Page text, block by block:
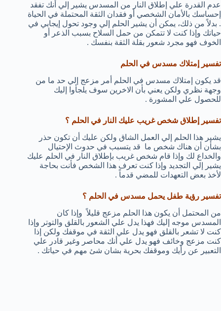
عدم القدرة علي إطلاق النار من المسدس يشير إلي أنك تفقد
إحساسك بالأمان الشخصي أو فقدان الثقة المحتملة في الحياة
. بدلاً من ذلك، يمكن أن يشير الحلم إلي وجود تحول إيجابي في
حياتك وإذا كنت لا تتمكن من حمل السلاح بسبب الذعر أو
الخوف فهو مجرد شعور بقلة الثقة بنفسك .
تفسير إمتلاك مسدس في الحلم
قد يكون إمتلاك مسدس في الحلم أمر مزعج إلي حد ما من
وجهة نظري ولكن يعني بأن الاخرين سوف يلجأوا إليك
للحصول علي المشورة .
تفسير إطلاق شخص غريب عليك النار في الحلم ؟
يشير هذا الحلم إلي العمل الشاق ولكن عليك أن تكون حذر
بشأن أن هناك شخص ما قد يتسبب في حدوث الإحتيال
والخداع لك وإذا قام شخص غريب بإطلاق النار في الحلم عليك
يشير إلي التجديد وإذا كنت تعرف هذا الشخص فأنت بحاجة
لأخذ بعض التعهدات للمضي قدماً .
تفسير رؤية طفل يحمل مسدس في الحلم ؟
من المحتمل أن يكون هذا الحلم مزعج قليلاً وإذا كان
المسدس موجه إليك فهذا يدل علي الشعور بالقلق والتوتر وإذا
كنت لا تشعر بالقلق فهو يدل علي الثقة في موقفك ولكن إذا
كنت مزعج وخائف فهو يدل علي أنك محاصر وغير قادر علي
التعبير عن رأيك وموقفك بحرية بشان شئ مهم في حياتك .